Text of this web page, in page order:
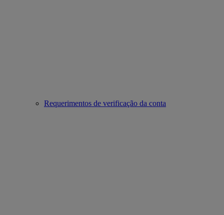
Requerimentos de verificação da conta